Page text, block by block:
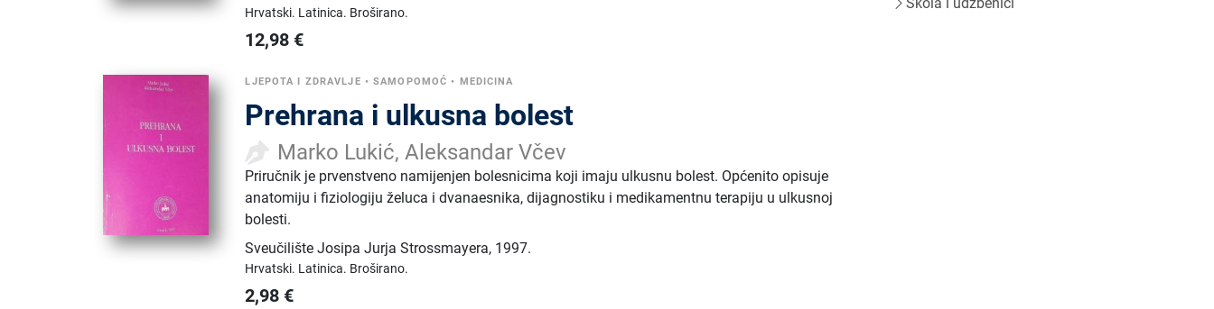
Hrvatski. Latinica. Broširano.
12,98 €
LJEPOTA I ZDRAVLJE •SAMOPOMOĆ • MEDICINA
Prehrana i ulkusna bolest
Marko Lukić, Aleksandar Včev
Priručnik je prvenstveno namijenjen bolesnicima koji imaju ulkusnu bolest. Općenito opisuje
anatomiju i fiziologiju želuca i dvanaesnika, dijagnostiku i medikamentnu terapiju u ulkusnoj
bolesti.
Sveučilište Josipa Jurja Strossmayera, 1997.
Hrvatski. Latinica. Broširano.
2,98 €